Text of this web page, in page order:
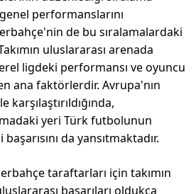
performanslarını
de bu sıralamalardaki
uluslararası arenada
ligdeki performansı ve oyuncu
ana faktörlerdir. Avrupa'nın
yeri Türk futbolunun
da yansıtmaktadır.
taraftarları için takımın
başarıları oldukça